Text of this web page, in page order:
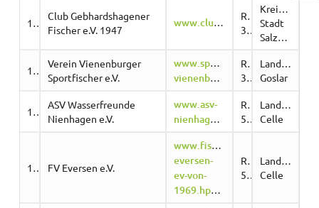
10533
Club Gebhardshagener
Fischer e.V. 1947
www.clubgebhardshagenerfischer.hpage.com
Region
3
Kreisfreie
Stadt
Salzgitter
10817
Verein Vienenburger
Sportfischer e.V.
www.sportfischer-
vienenburg.de
Region
3
Landkreis
Goslar
10580
ASV Wasserfreunde
Nienhagen e.V.
www.asv-
nienhagen.hpage.com/verein.html
Region
5
Landkreis
Celle
10709 FV Eversen e.V.
www.fischereiverein-
eversen-
ev-von-
1969.hpage.com
Region
5
Landkreis
Celle